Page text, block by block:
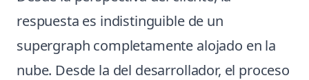
respuesta es indistinguible de un
supergraph completamente alojado en la
nube. Desde la del desarrollador, el proceso